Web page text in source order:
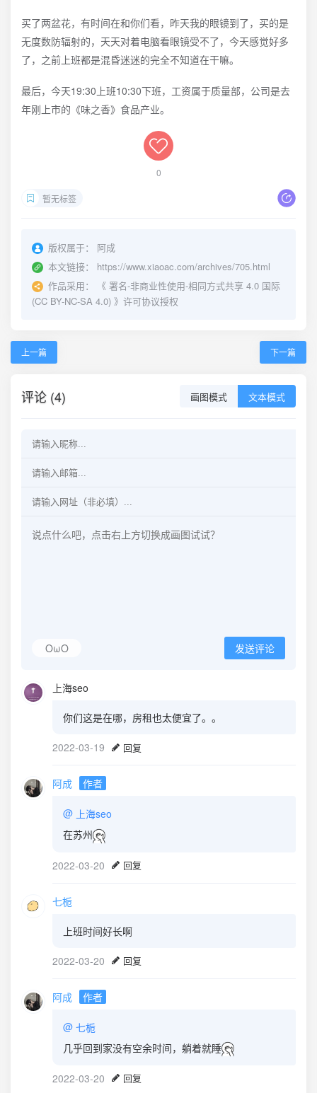
买了两盆花，有时间在和你们看，昨天我的眼镜到了，买的是
无度数防辐射的，天天对着电脑看眼镜受不了，今天感觉好多
了，之前上班都是混昏迷迷的完全不知道在干嘛。
最后，今天19:30上班10:30下班，工资属于质量部，公司是去
年刚上市的《味之香》食品产业。
0
暂无标签
版权属于：
阿成
本文链接：
https://www.xiaoac.com/archives/705.html
作品采用：
《 署名-非商业性使用-相同方式共享 4.0 国际
(CC BY-NC-SA 4.0) 》许可协议授权
上一篇 下一篇
评论 (4) 画图模式 文本模式
OωO 发送评论
上海seo
你们这是在哪，房租也太便宜了。。
2022-03-19 回复
阿成 作者
@ 上海seo
在苏州
2022-03-20 回复
七栀
上班时间好长啊
2022-03-20 回复
阿成 作者
@ 七栀
几乎回到家没有空余时间，躺着就睡
2022-03-20 回复